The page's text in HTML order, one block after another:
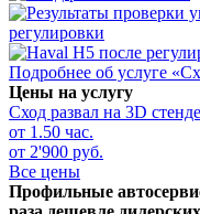
Подробнее об услуге
Цены на услугу
Сход развал на 3D стенде
от 1.50 час.
от 2'900 руб.
Все цены
Профильные